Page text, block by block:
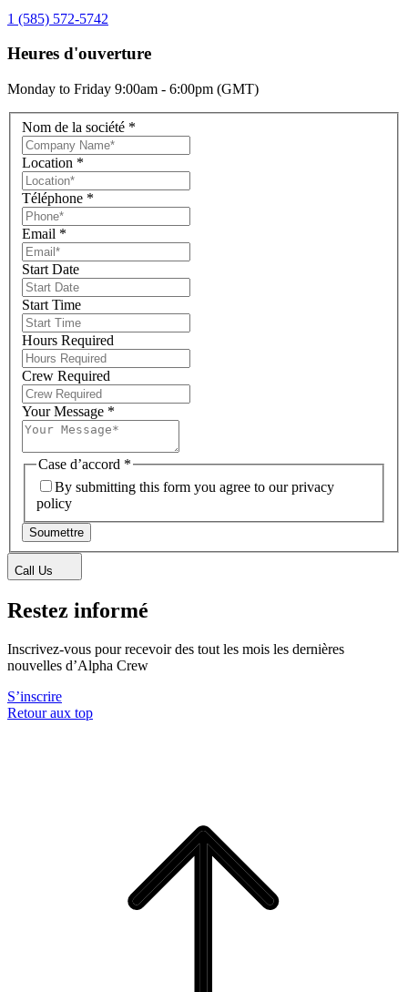
1 (585) 572-5742
Heures d'ouverture
Monday to Friday 9:00am - 6:00pm (GMT)
Nom de la société *
Location *
Téléphone *
Email *
Start Date
Start Time
Hours Required
Crew Required
Your Message *
Case d’accord *
By submitting this form you agree to our privacy
policy
Soumettre
Call Us
Restez informé
Inscrivez-vous pour recevoir des tout les mois les dernières
nouvelles d’Alpha Crew
S’inscrire
Retour aux top